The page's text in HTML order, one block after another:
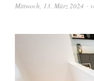
Mittwoch, 13. März 2024